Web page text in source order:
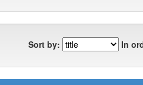
Sort by: In